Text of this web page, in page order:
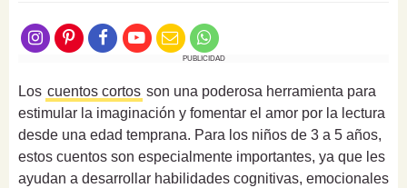
PUBLICIDAD
Los cuentos cortos son una poderosa herramienta para
estimular la imaginación y fomentar el amor por la lectura
desde una edad temprana. Para los niños de 3 a 5 años,
estos cuentos son especialmente importantes, ya que les
ayudan a desarrollar habilidades cognitivas, emocionales